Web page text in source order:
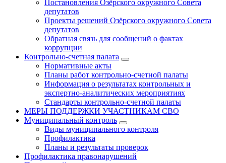
Постановления Озёрского окружного Совета
депутатов
Проекты решений Озёрского окружного Совета
депутатов
Обратная связь для сообщений о фактах
коррупции
Контрольно-счетная палата
Нормативные акты
Планы работ контрольно-счетной палаты
Информация о результатах контрольных и
экспертно-аналитических мероприятиях
Стандарты контрольно-счетной палаты
МЕРЫ ПОДДЕРЖКИ УЧАСТНИКАМ СВО
Муниципальный контроль
Виды муниципального контроля
Профилактика
Планы и результаты проверок
Профилактика правонарушений